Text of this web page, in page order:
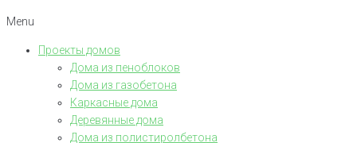
Menu
Проекты домов
Дома из пеноблоков
Дома из газобетона
Каркасные дома
Деревянные дома
Дома из полистиролбетона